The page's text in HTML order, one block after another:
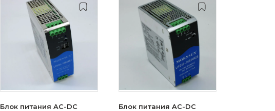
Блок питания AC-DC
Блок питания AC-DC